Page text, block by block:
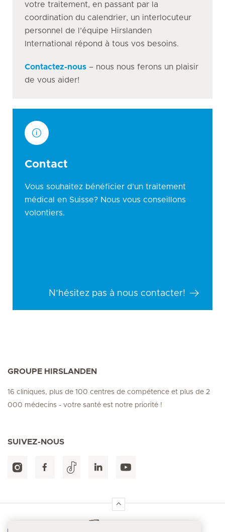
votre traitement, en passant par la
coordination du calendrier, un interlocuteur
personnel de l’équipe Hirslanden
International répond à tous vos besoins.
Contactez-nous – nous nous ferons un plaisir
de vous aider!
Contact
Vous souhaitez bénéficier d’un traitement
médical en Suisse? Nous vous conseillons
volontiers.
N’hésitez pas à nous contacter!
GROUPE HIRSLANDEN
16 cliniques, plus de 100 centres de compétence et plus de 2
000 médecins - votre santé est notre priorité !
SUIVEZ-NOUS